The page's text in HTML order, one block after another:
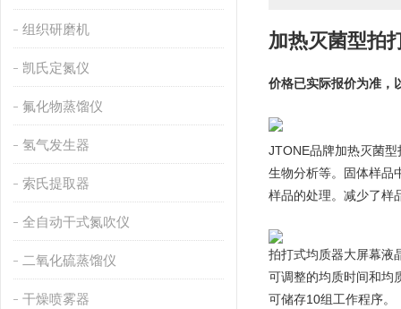
组织研磨机
凯氏定氮仪
氟化物蒸馏仪
氢气发生器
索氏提取器
全自动干式氮吹仪
二氧化硫蒸馏仪
干燥喷雾器
加热灭菌型拍
价格已实际报价为准，
JTONE品牌加热灭菌
生物分析等。固体样品
样品的处理。减少了样
拍打式均质器大屏幕液
可调整的均质时间和均
可储存10组工作程序。